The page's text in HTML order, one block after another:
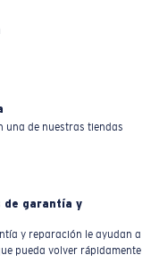
una de nuestras tiendas
de garantía y
y reparación le ayudan a
pueda volver rápidamente